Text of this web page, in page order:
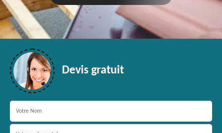
Devis gratuit